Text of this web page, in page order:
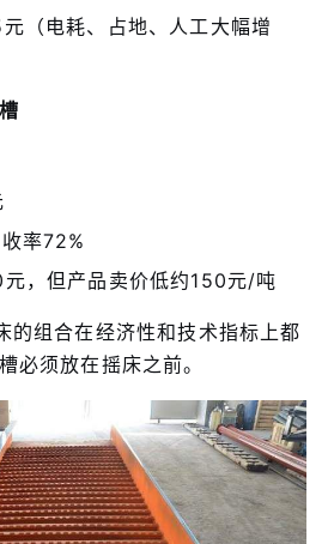
（电耗、占地、人工大幅增
率72%
，但产品卖价低约150元/吨
的组合在经济性和技术指标上都
必须放在摇床之前。